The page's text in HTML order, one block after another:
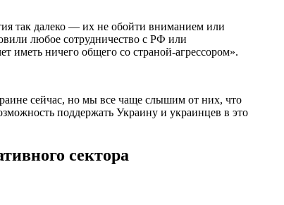
так далеко — их не обойти вниманием или
любое сотрудничество с РФ или
иметь ничего общего со страной-агрессором».
сейчас, но мы все чаще слышим от них, что
поддержать Украину и украинцев в это
сектора